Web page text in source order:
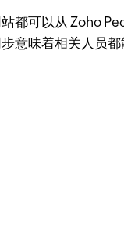
都可以从 Zoho
意味着相关人员